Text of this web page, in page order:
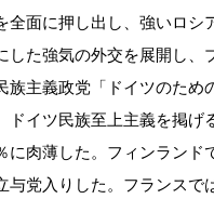
全面に押し出し、強いロ
した強気の外交を展開し
族主義政党「ドイツのた
ドイツ民族至上主義を掲
に肉薄した。フィンラン
与党入りした。フランス